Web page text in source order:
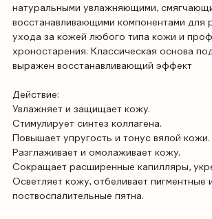
натуральными увлажняющими,
восстанавливающими компонентами для
ухода за кожей любого типа кожи и
хроностарения. Классическая основа
выражен восстанавливающий эффект
Действие:
Увлажняет и защищает кожу.
Стимулирует синтез коллагена.
Повышает упругость и тонус вялой кожи.
Разглаживает и омолаживает кожу.
Сокращает расширенные капилляры,
Осветляет кожу, отбеливает пигментные
поствоспалительные пятна.